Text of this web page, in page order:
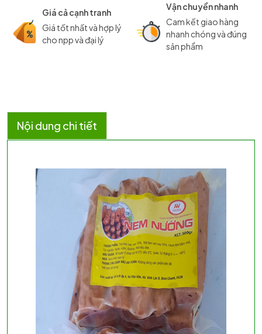
Giá cả cạnh tranh
Giá tốt nhất và hợp lý
cho npp và đại lý
Vận chuyển nhanh
Cam kết giao hàng
nhanh chóng và đúng
sản phẩm
Nội dung chi tiết